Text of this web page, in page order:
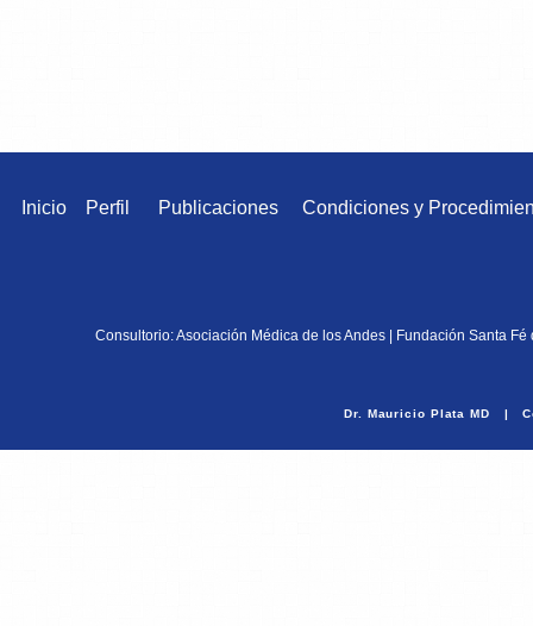
Dr. Mauricio Plata MD |
Inicio Perfil Publicaciones Condiciones y
Consultorio: Asociación Médica de los Andes | Fundación Santa